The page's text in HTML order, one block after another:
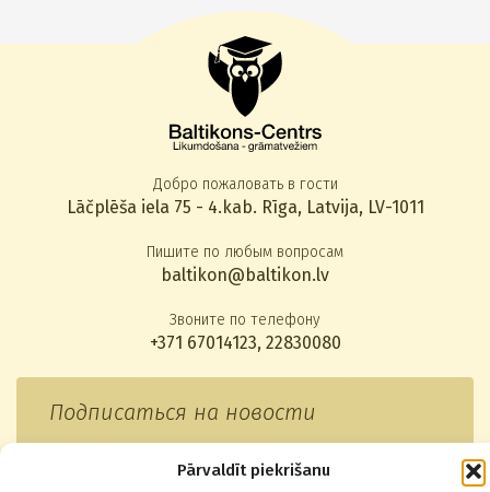
Pārvaldīt piekrišanu
Добро пожаловать в гости
Lāčplēša iela 75 - 4.kab. Rīga, Latvija, LV-1011
Пишите по любым вопросам
baltikon@baltikon.lv
Звоните по телефону
+371 67014123, 22830080
Подписаться на новости